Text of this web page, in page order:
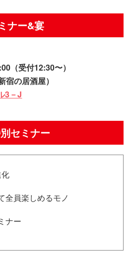
ナー&宴
（受付12:30〜）
宿の居酒屋）
3－J
セミナー
全員楽しめるモノ
ナー